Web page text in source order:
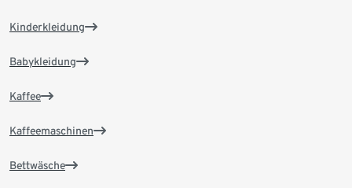
Kinderkleidung
Babykleidung
Kaffee
Kaffeemaschinen
Bettwäsche